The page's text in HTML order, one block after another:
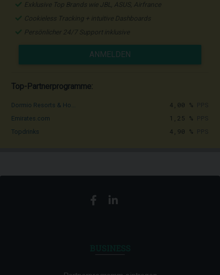
Exklusive Top Brands wie JBL, ASUS, Airfrance
Cookieless Tracking + intuitive Dashboards
Persönlicher 24/7 Support inklusive
ANMELDEN
Top-Partnerprogramme:
Dormio Resorts & Ho... 4,00 %
Emirates.com 1,25 %
Topdrinks 4,90 %